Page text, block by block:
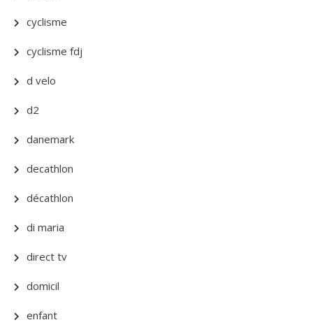
cyclisme
cyclisme fdj
d velo
d2
danemark
decathlon
décathlon
di maria
direct tv
domicil
enfant